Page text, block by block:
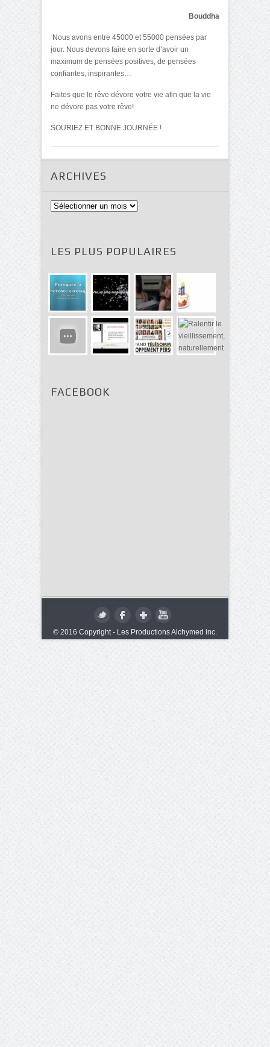
Bouddha
Nous avons entre 45000 et 55000 pensées par
jour. Nous devons faire en sorte d’avoir un
maximum de pensées positives, de pensées
confiantes, inspirantes…
Faites que le rêve dévore votre vie afin que la vie
ne dévore pas votre rêve!
SOURIEZ ET BONNE JOURNÉE !
ARCHIVES
Archives
LES PLUS POPULAIRES
FACEBOOK
© 2016 Copyright - Les Productions Alchymed inc.